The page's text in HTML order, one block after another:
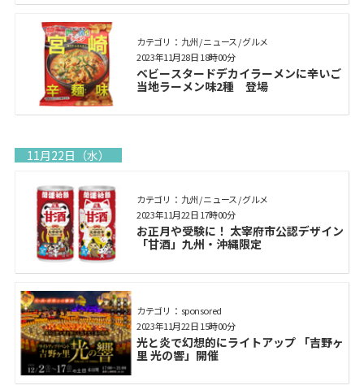
カテゴリ： 九州 / ニュース / グルメ
ベビースタードデカイラーメンに辛いご
当地ラーメン味2種 登場
2023年11月28日 18時00分
11月22日（水）
カテゴリ： 九州 / ニュース / グルメ
お正月や受験に！ 太宰府市公認デザイン
「甘酒」九州・沖縄限定
2023年11月22日 17時00分
カテゴリ： sponsored
光と炎で幻想的にライトアップ 「吉野ヶ
里 光の響」開催
2023年11月22日 15時00分